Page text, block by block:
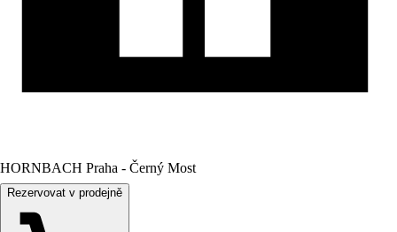
HORNBACH Praha - Černý Most
Rezervovat v prodejně